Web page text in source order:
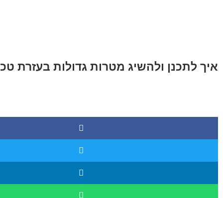
איך לתכנן ולהשיג מטרות גדולות בעזרת